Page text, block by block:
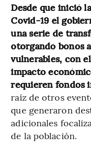
Desde que inició
Covid-19 el
una serie de
otorgando bonos
vulnerables, con
impacto
requieren fondos
raíz de otros
que generaron
adicionales
de la población.